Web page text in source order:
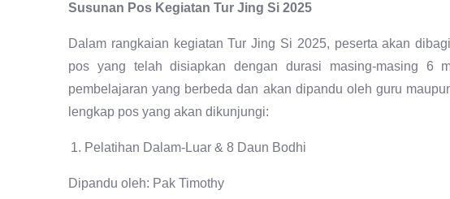
Susunan Pos Kegiatan Tur Jing Si 2025
Dalam rangkaian kegiatan Tur Jing Si 2025, peserta akan
pos yang telah disiapkan dengan durasi masing-masing 6
pembelajaran yang berbeda dan akan dipandu oleh guru
lengkap pos yang akan dikunjungi:
Pelatihan Dalam-Luar & 8 Daun Bodhi
Dipandu oleh: Pak Timothy